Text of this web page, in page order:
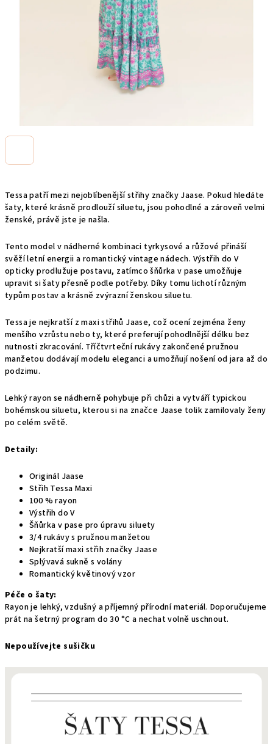
Tessa patří mezi nejoblíbenější střihy značky Jaase. Pokud hledáte
šaty, které krásně prodlouží siluetu, jsou pohodlné a zároveň velmi
ženské, právě jste je našla.
Tento model v nádherné kombinaci tyrkysové a růžové přináší
svěží letní energii a romantický vintage nádech. Výstřih do V
opticky prodlužuje postavu, zatímco šňůrka v pase umožňuje
upravit si šaty přesně podle potřeby. Díky tomu lichotí různým
typům postav a krásně zvýrazní ženskou siluetu.
Tessa je nejkratší z maxi střihů Jaase, což ocení zejména ženy
menšího vzrůstu nebo ty, které preferují pohodlnější délku bez
nutnosti zkracování. Tříčtvrteční rukávy zakončené pružnou
manžetou dodávají modelu eleganci a umožňují nošení od jara až do
podzimu.
Lehký rayon se nádherně pohybuje při chůzi a vytváří typickou
bohémskou siluetu, kterou si na značce Jaase tolik zamilovaly ženy
po celém světě.
Detaily:
Originál Jaase
Střih Tessa Maxi
100 % rayon
Výstřih do V
Šňůrka v pase pro úpravu siluety
3/4 rukávy s pružnou manžetou
Nejkratší maxi střih značky Jaase
Splývavá sukně s volány
Romantický květinový vzor
Péče o šaty:
Rayon je lehký, vzdušný a příjemný přírodní materiál. Doporučujeme
prát na šetrný program do 30 °C a nechat volně uschnout.
Nepoužívejte sušičku